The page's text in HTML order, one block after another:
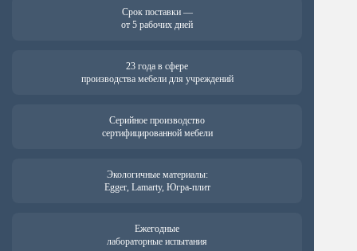
Срок поставки —
от 5 рабочих дней
23 года в сфере
производства мебели для учреждений
Серийное производство
сертифицированной мебели
Экологичные материалы:
Egger, Lamarty, Югра-плит
Ежегодные
лабораторные испытания